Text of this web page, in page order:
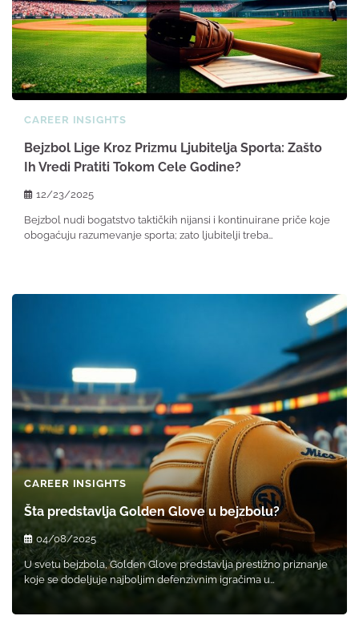
CAREER INSIGHTS
Bejzbol Lige Kroz Prizmu Ljubitelja Sporta: Zašto
Ih Vredi Pratiti Tokom Cele Godine?
12/23/2025
Bejzbol nudi bogatstvo taktičkih nijansi i kontinuirane priče koje
obogaćuju razumevanje sporta; zato ljubitelji treba…
CAREER INSIGHTS
Šta predstavlja Golden Glove u bejzbolu?
04/08/2025
U svetu bejzbola, Golden Glove predstavlja prestižno priznanje
koje se dodeljuje najboljim defenzivnim igračima u…